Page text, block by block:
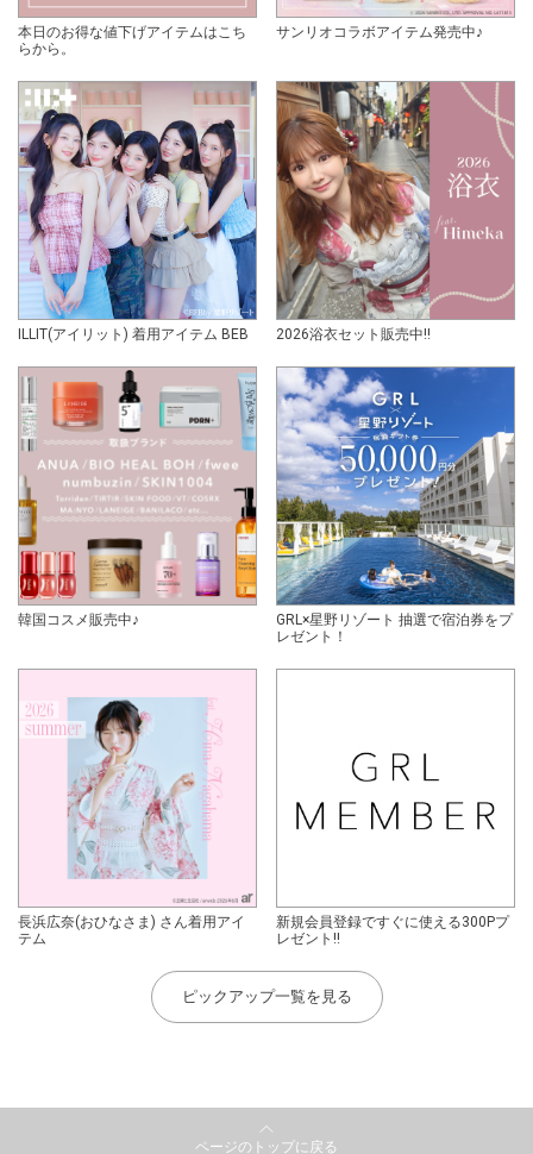
本日のお得な値下げアイテムはこち
らから。
サンリオコラボアイテム発売中♪
ILLIT(アイリット) 着用アイテム BEB 2026浴衣セット販売中!!
韓国コスメ販売中♪
GRL×星野リゾート 抽選で宿泊券をプ
レゼント！
長浜広奈(おひなさま) さん着用アイ
テム
新規会員登録ですぐに使える300Pプ
レゼント!!
ピックアップ一覧を見る
ページのトップに戻る